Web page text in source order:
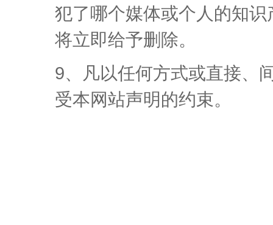
犯了哪个媒体或个人的知
将立即给予删除。
9、凡以任何方式或直接、
受本网站声明的约束。